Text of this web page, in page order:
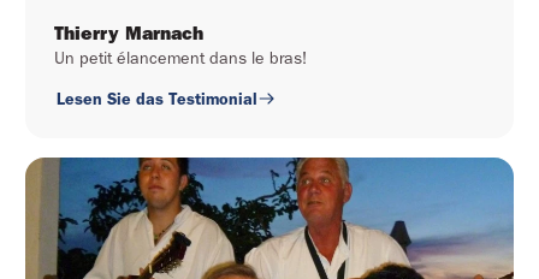
Thierry Marnach
Un petit élancement dans le bras!
Lesen Sie das Testimonial